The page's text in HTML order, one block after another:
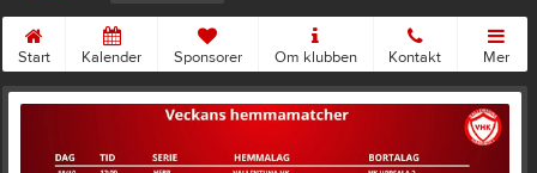
Start Kalender Sponsorer Om klubben Kontakt Mer